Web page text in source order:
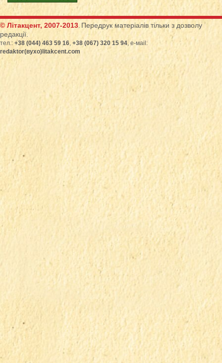
© Літакцент, 2007-2013. Передрук матеріалів тільки з дозволу
редакції.
тел.: +38 (044) 463 59 16, +38 (067) 320 15 94, е-маіl:
redaktor(вухо)litakcent.com